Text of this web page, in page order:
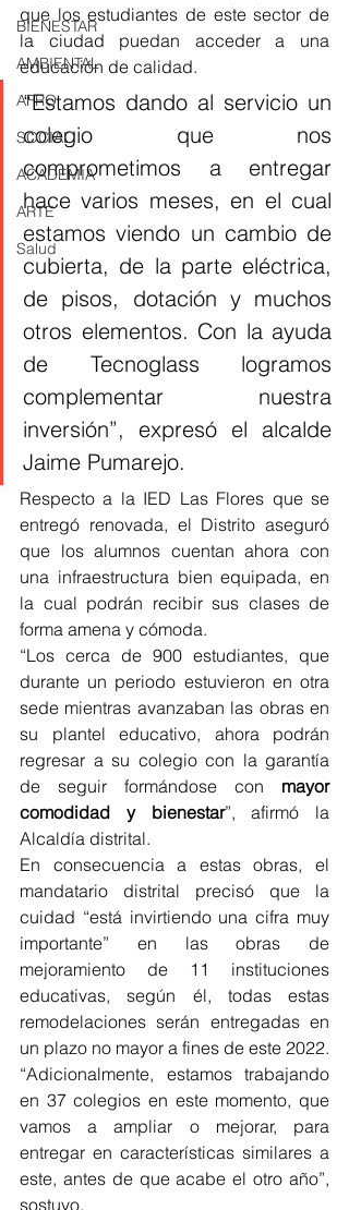
BIENESTAR
AMBIENTAL
AFRO
SOCIAL
ACADEMIA
ARTE
Salud
que los estudiantes de este sector de
la ciudad puedan acceder a una
educación de calidad.
“Estamos dando al servicio un
colegio que nos
comprometimos a entregar
hace varios meses, en el cual
estamos viendo un cambio de
cubierta, de la parte eléctrica,
de pisos, dotación y muchos
otros elementos. Con la ayuda
de Tecnoglass logramos
complementar nuestra
inversión”, expresó el alcalde
Jaime Pumarejo.
Respecto a la IED Las Flores que se
entregó renovada, el Distrito aseguró
que los alumnos cuentan ahora con
una infraestructura bien equipada, en
la cual podrán recibir sus clases de
forma amena y cómoda.
“Los cerca de 900 estudiantes, que
durante un periodo estuvieron en otra
sede mientras avanzaban las obras en
su plantel educativo, ahora podrán
regresar a su colegio con la garantía
de seguir formándose con mayor
comodidad y bienestar”, afirmó la
Alcaldía distrital.
En consecuencia a estas obras, el
mandatario distrital precisó que la
cuidad “está invirtiendo una cifra muy
importante” en las obras de
mejoramiento de 11 instituciones
educativas, según él, todas estas
remodelaciones serán entregadas en
“Adicionalmente, estamos trabajando
en 37 colegios en este momento, que
vamos a ampliar o mejorar, para
entregar en características similares a
este, antes de que acabe el otro año”,
sostuvo.